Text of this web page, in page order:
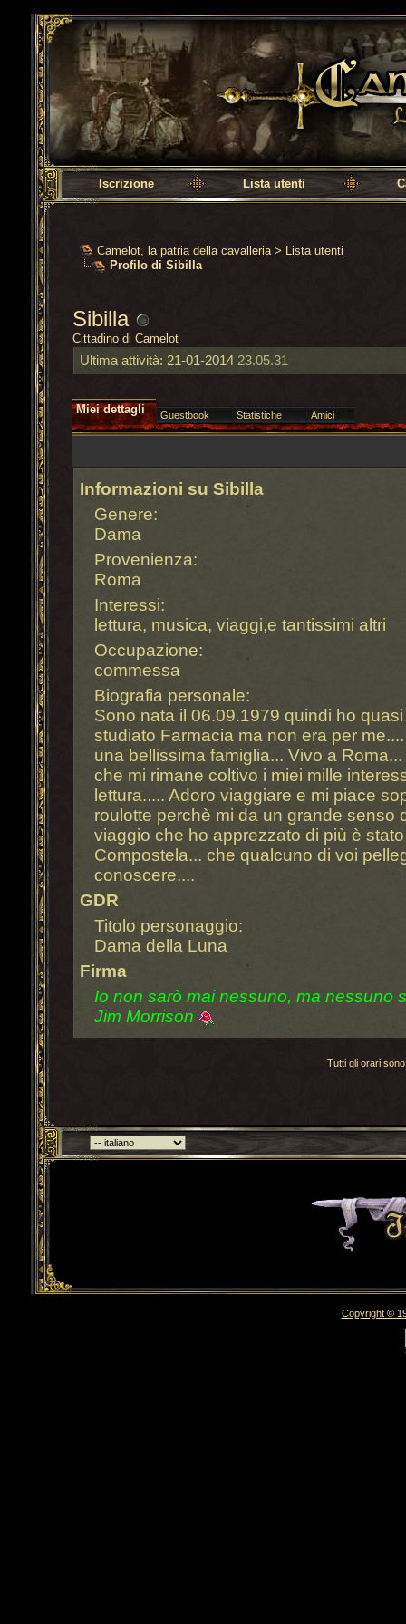
Camelot, la patria della cavalleria
Iscrizione Lista utenti
Camelot, la patria della cavalleria > Lista utenti
Profilo di Sibilla
Sibilla
Cittadino di Camelot
Ultima attività: 21-01-2014 23.05.31
Miei dettagli Guestbook Statistiche Amici
Informazioni su Sibilla
Genere:
Dama
Provenienza:
Roma
Interessi:
lettura, musica, viaggi,e tantissimi altri
Occupazione:
commessa
Biografia personale:
Sono nata il 06.09.1979 quindi ho
studiato Farmacia ma non era per
una bellissima famiglia... Vivo a
che mi rimane coltivo i miei mille
lettura..... Adoro viaggiare e mi piace
roulotte perchè mi da un grande senso
viaggio che ho apprezzato di più è
Compostela... che qualcuno di voi
conoscere....
GDR
Titolo personaggio:
Dama della Luna
Firma
Io non sarò mai nessuno, ma nessuno
Jim Morrison
Tutti gli orari
Torna indietro
Copyright ©